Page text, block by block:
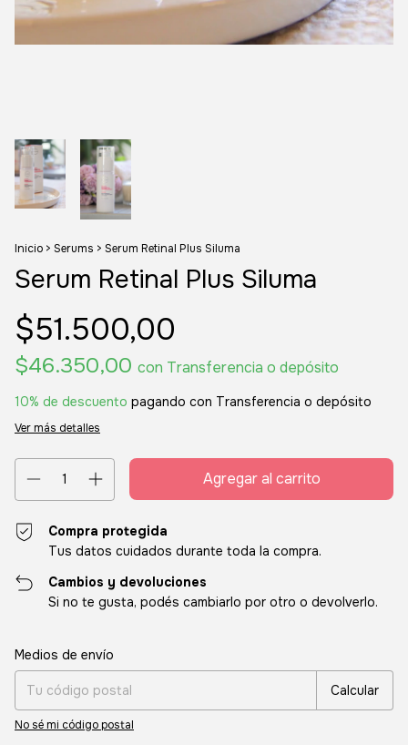
Inicio > Serums > Serum Retinal Plus Siluma
Serum Retinal Plus Siluma
$51.500,00
$46.350,00 con Transferencia o depósito
10% de descuento pagando con Transferencia o depósito
Ver más detalles
Compra protegida
Tus datos cuidados durante toda la compra.
Cambios y devoluciones
Si no te gusta, podés cambiarlo por otro o devolverlo.
Entregas para el CP:
Medios de envío
Calcular
No sé mi código postal